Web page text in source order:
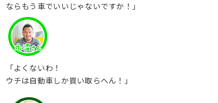
ならもう車でいいじゃないですか！」
「よくないわ！
ウチは自動車しか買い取らへん！」